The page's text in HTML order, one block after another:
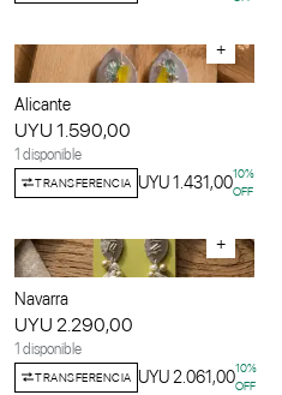
+
Alicante
UYU 1.590,00
1 disponible
TRANSFERENCIA UYU 1.431,0010%
OFF
+
Navarra
UYU 2.290,00
1 disponible
TRANSFERENCIA UYU 2.061,0010%
OFF